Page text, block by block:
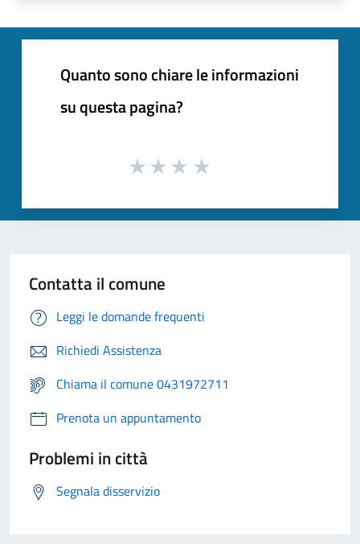
Quanto sono chiare le informazioni
su questa pagina?
Contatta il comune
Leggi le domande frequenti
Richiedi Assistenza
Chiama il comune 0431972711
Prenota un appuntamento
Problemi in città
Segnala disservizio